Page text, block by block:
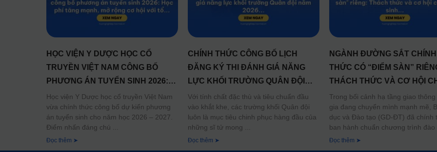
HỌC VIỆN Y DƯỢC HỌC CỔ
TRUYỀN VIỆT NAM CÔNG BỐ
PHƯƠNG ÁN TUYỂN SINH 2026:
HỌC PHÍ TĂNG MẠNH, MỞ RỘNG
CƠ HỘI VỚI TỔ HỢP MỚI
Học viện Y Dược học cổ truyền Việt Nam
vừa chính thức công bố dự kiến phương
án tuyển sinh cho năm học 2026 – 2027.
Điểm nhấn đáng chú
Đọc thêm ➤
CHÍNH THỨC CÔNG BỐ LỊCH
ĐĂNG KÝ THI ĐÁNH GIÁ NĂNG
LỰC KHỐI TRƯỜNG QUÂN ĐỘI
NĂM 2026
Với tính chất đặc thù và tiêu chuẩn đầu
vào khắt khe, các trường khối Quân đội
luôn là mục tiêu chinh phục hàng đầu của
những sĩ tử mong
Đọc thêm ➤
NGÀNH ĐƯỜNG SẮT CHÍNH
THỨC CÓ “ĐIỂM SÀN”
THÁCH THỨC VÀ CƠ HỘI
SINH
Trong bối cảnh hạ tầng giao thông
gia đang chuyển mình mạnh mẽ,
dục và Đào tạo (GD-ĐT) đã chính
ban hành chuẩn chương trình đào
Đọc thêm ➤